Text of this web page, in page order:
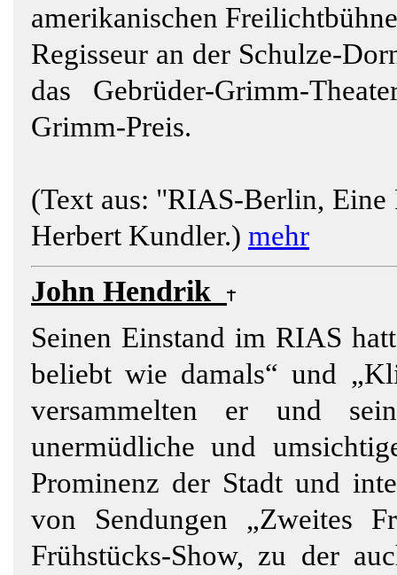
amerikanischen
Regisseur an der Schulze-
das Gebrüder-Grimm-
Grimm-Preis.
(Text aus: "RIAS-Berlin, Eine
Herbert Kundler.) mehr
John Hendrik
Seinen Einstand im RIAS
beliebt wie damals“ und
versammelten er und
unermüdliche und
Prominenz der Stadt und
von Sendungen „Zweites
Frühstücks-Show, zu der